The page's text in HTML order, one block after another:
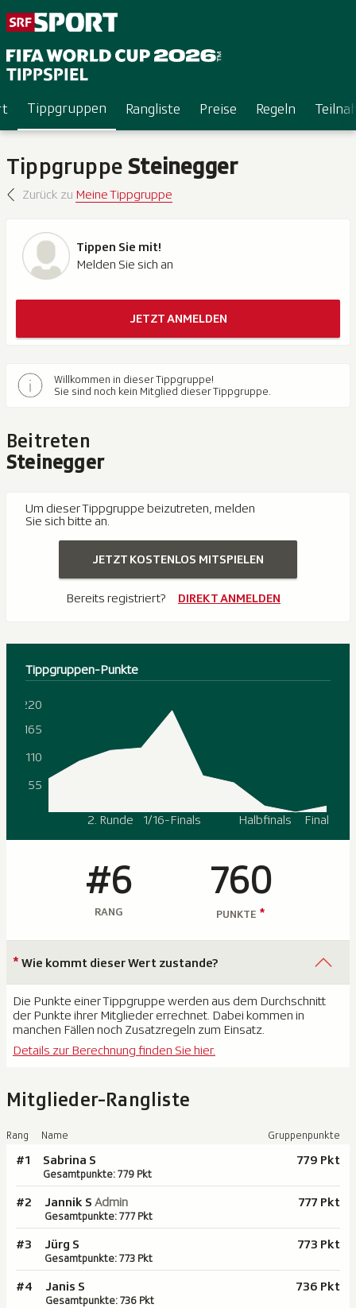
Tippgruppen Rangliste Preise Regeln
TippgruppeSteinegger
Zurück zu Meine Tippgruppe
Willkommen in dieser Tippgruppe!
Sie sind noch kein Mitglied dieser Tippgruppe.
Beitreten
Steinegger
Um dieser Tippgruppe beizutreten, melden
Sie sich bitte an.
JETZT KOSTENLOS MITSPIELEN
Bereits registriert? DIREKT ANMELDEN
Tippgruppen-Punkte
2. Runde 1/16-Finals Halbfinals Final
55
110
165
220
#6
RANG
760
PUNKTE *
* Wie kommt dieser Wert zustande?
Die Punkte einer Tippgruppe werden aus dem Durchschnitt
der Punkte ihrer Mitglieder errechnet. Dabei kommen in
manchen Fällen noch Zusatzregeln zum Einsatz.
Details zur Berechnung finden Sie hier.
Mitglieder-Rangliste
Rang Name Gruppenpunkte
#1
Gesamtpunkte: 779 Pkt
Sabrina S 779 Pkt
#2
Gesamtpunkte: 777 Pkt
Jannik S Admin 777 Pkt
#3
Gesamtpunkte: 773 Pkt
Jürg S 773 Pkt
#4
Gesamtpunkte: 736 Pkt
Janis S 736 Pkt
Tippen Sie mit!
Melden Sie sich an
JETZT ANMELDEN